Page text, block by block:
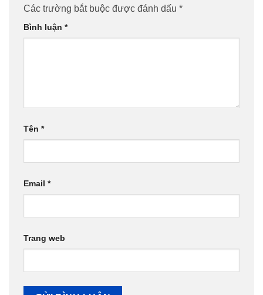
Các trường bắt buộc được đánh dấu *
Bình luận *
Tên *
Email *
Trang web